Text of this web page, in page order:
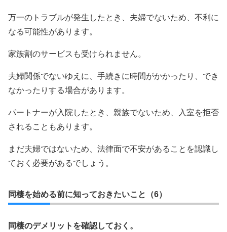
万一のトラブルが発生したとき、夫婦でないため、不利に
なる可能性があります。
家族割のサービスも受けられません。
夫婦関係でないゆえに、手続きに時間がかかったり、でき
なかったりする場合があります。
パートナーが入院したとき、親族でないため、入室を拒否
されることもあります。
まだ夫婦ではないため、法律面で不安があることを認識し
ておく必要があるでしょう。
同棲を始める前に知っておきたいこと（6）
同棲のデメリットを確認しておく。